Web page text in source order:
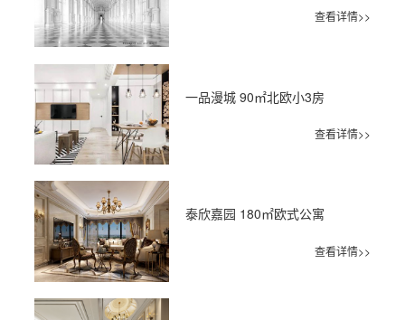
查看详情>>
一品漫城 90㎡北欧小3房
查看详情>>
泰欣嘉园 180㎡欧式公寓
查看详情>>